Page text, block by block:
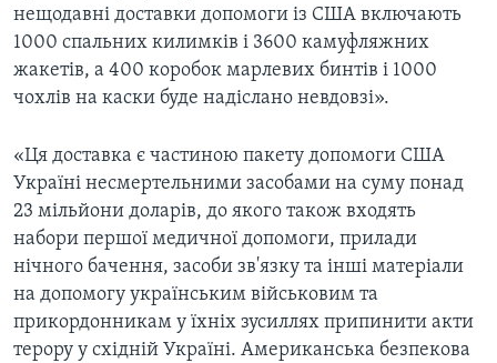
нещодавні доставки допомоги із США включають
1000 спальних килимків і 3600 камуфляжних
жакетів, а 400 коробок марлевих бинтів і 1000
чохлів на каски буде надіслано невдовзі».
«Ця доставка є частиною пакету допомоги США
Україні несмертельними засобами на суму понад
23 мільйони доларів, до якого також входять
набори першої медичної допомоги, прилади
нічного бачення, засоби зв'язку та інші матеріали
на допомогу українським військовим та
прикордонникам у їхніх зусиллях припинити акти
терору у східній Україні. Американська безпекова